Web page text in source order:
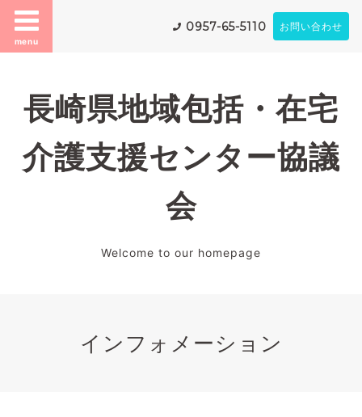
menu
0957-65-5110 お問い合わせ
長崎県地域包括・在宅
介護支援センター協議
会
Welcome to our homepage
インフォメーション